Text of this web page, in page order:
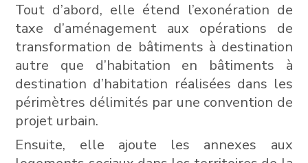
Tout d’abord, elle étend l’exonération de
taxe d’aménagement aux opérations de
transformation de bâtiments à destination
autre que d’habitation en bâtiments à
destination d’habitation réalisées dans les
périmètres délimités par une convention de
projet urbain.
Ensuite, elle ajoute les annexes aux